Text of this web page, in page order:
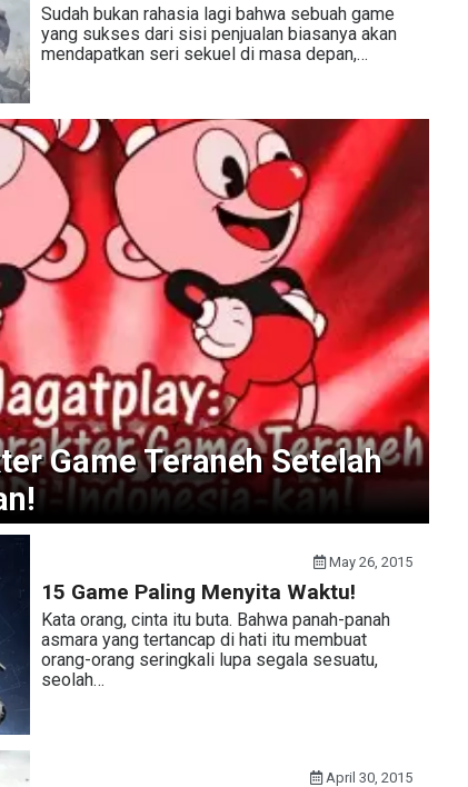
Sudah bukan rahasia lagi bahwa sebuah game
yang sukses dari sisi penjualan biasanya akan
mendapatkan seri sekuel di masa depan,…
Game Teraneh Setelah
May 26, 2015
15 Game Paling Menyita Waktu!
Kata orang, cinta itu buta. Bahwa panah-panah
asmara yang tertancap di hati itu membuat
orang-orang seringkali lupa segala sesuatu,
seolah…
April 30, 2015